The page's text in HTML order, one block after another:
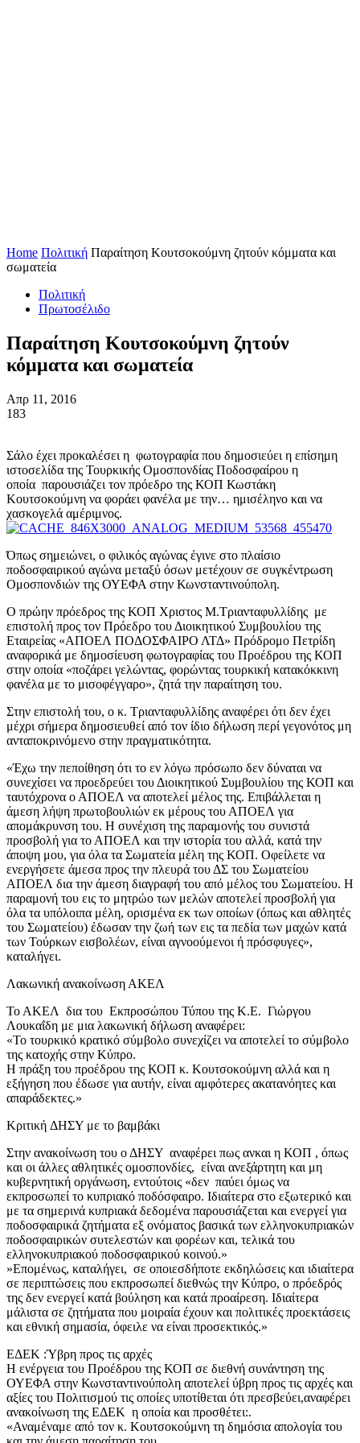
Home Πολιτική Παραίτηση Κουτσοκούμνη ζητούν κόμματα και
σωματεία
Πολιτική
Πρωτοσέλιδο
Παραίτηση Κουτσοκούμνη ζητούν
κόμματα και σωματεία
Απρ 11, 2016
183
Σάλο έχει προκαλέσει η φωτογραφία που δημοσιεύει η επίσημη
ιστοσελίδα της Τουρκικής Ομοσπονδίας Ποδοσφαίρου η
οποία παρουσιάζει τον πρόεδρο της ΚΟΠ Κωστάκη
Κουτσοκούμνη να φοράει φανέλα με την… ημισέληνο και να
χασκογελά αμέριμνος.
Όπως σημειώνει, ο φιλικός αγώνας έγινε στο πλαίσιο
ποδοσφαιρικού αγώνα μεταξύ όσων μετέχουν σε συγκέντρωση
Ομοσπονδιών της ΟΥΕΦΑ στην Κωνσταντινούπολη.
Ο πρώην πρόεδρος της ΚΟΠ Χριστος Μ.Τριανταφυλλίδης με
επιστολή προς τον Πρόεδρο του Διοικητικού Συμβουλίου της
Εταιρείας «ΑΠΟΕΛ ΠΟΔΟΣΦΑΙΡΟ ΛΤΔ» Πρόδρομο Πετρίδη
αναφορικά με δημοσίευση φωτογραφίας του Προέδρου της ΚΟΠ
στην οποία «ποζάρει γελώντας, φορώντας τουρκική κατακόκκινη
φανέλα με το μισοφέγγαρο», ζητά την παραίτηση του.
Στην επιστολή του, ο κ. Τριανταφυλλίδης αναφέρει ότι δεν έχει
μέχρι σήμερα δημοσιευθεί από τον ίδιο δήλωση περί γεγονότος μη
ανταποκρινόμενο στην πραγματικότητα.
«Έχω την πεποίθηση ότι το εν λόγω πρόσωπο δεν δύναται να
συνεχίσει να προεδρεύει του Διοικητικού Συμβουλίου της ΚΟΠ και
ταυτόχρονα ο ΑΠΟΕΛ να αποτελεί μέλος της. Επιβάλλεται η
άμεση λήψη πρωτοβουλιών εκ μέρους του ΑΠΟΕΛ για
απομάκρυνση του. Η συνέχιση της παραμονής του συνιστά
προσβολή για το ΑΠΟΕΛ και την ιστορία του αλλά, κατά την
άποψη μου, για όλα τα Σωματεία μέλη της ΚΟΠ. Οφείλετε να
ενεργήσετε άμεσα προς την πλευρά του ΔΣ του Σωματείου
ΑΠΟΕΛ δια την άμεση διαγραφή του από μέλος του Σωματείου. Η
παραμονή του εις το μητρώο των μελών αποτελεί προσβολή για
όλα τα υπόλοιπα μέλη, ορισμένα εκ των οποίων (όπως και αθλητές
του Σωματείου) έδωσαν την ζωή των εις τα πεδία των μαχών κατά
των Τούρκων εισβολέων, είναι αγνοούμενοι ή πρόσφυγες»,
καταλήγει.
Λακωνική ανακοίνωση ΑΚΕΛ
Το ΑΚΕΛ δια του Εκπροσώπου Τύπου της Κ.Ε. Γιώργου
Λουκαΐδη με μια λακωνική δήλωση αναφέρει:
«To τουρκικό κρατικό σύμβολο συνεχίζει να αποτελεί το σύμβολο
της κατοχής στην Κύπρο.
Η πράξη του προέδρου της ΚΟΠ κ. Κουτσοκούμνη αλλά και η
εξήγηση που έδωσε για αυτήν, είναι αμφότερες ακατανόητες και
απαράδεκτες.»
Κριτική ΔΗΣΥ με το βαμβάκι
Στην ανακοίνωση του ο ΔΗΣΥ αναφέρει πως ανκαι η ΚΟΠ , όπως
και οι άλλες αθλητικές ομοσπονδίες, είναι ανεξάρτητη και μη
κυβερνητική οργάνωση, εντούτοις «δεν παύει όμως να
εκπροσωπεί το κυπριακό ποδόσφαιρο. Ιδιαίτερα στο εξωτερικό και
με τα σημερινά κυπριακά δεδομένα παρουσιάζεται και ενεργεί για
ποδοσφαιρικά ζητήματα εξ ονόματος βασικά των ελληνοκυπριακών
ποδοσφαιρικών συτελεστών και φορέων και, τελικά του
ελληνοκυπριακού ποδοσφαιρικού κοινού.»
»Επομένως, καταλήγει, σε οποιεσδήποτε εκδηλώσεις και ιδιαίτερα
σε περιπτώσεις που εκπροσωπεί διεθνώς την Κύπρο, ο πρόεδρός
της δεν ενεργεί κατά βούληση και κατά προαίρεση. Ιδιαίτερα
μάλιστα σε ζητήματα που μοιραία έχουν και πολιτικές προεκτάσεις
και εθνική σημασία, όφειλε να είναι προσεκτικός.»
ΕΔΕΚ :Ύβρη προς τις αρχές
Η ενέργεια του Προέδρου της ΚΟΠ σε διεθνή συνάντηση της
ΟΥΕΦΑ στην Κωνσταντινούπολη αποτελεί ύβρη προς τις αρχές και
αξίες του Πολιτισμού τις οποίες υποτίθεται ότι πρεσβεύει,αναφέρει
ανακοίνωση της ΕΔΕΚ η οποία και προσθέτει:.
«Αναμέναμε από τον κ. Κουτσοκούμνη τη δημόσια απολογία του